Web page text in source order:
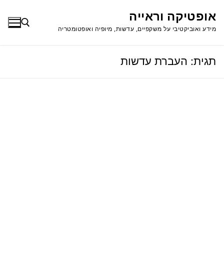
לתוכןאופטיקה וראייה
מידע ואוביקטיבי על משקפיים, עדשות, מיופיה ואופטומטריה
תגית: העברת עדשות